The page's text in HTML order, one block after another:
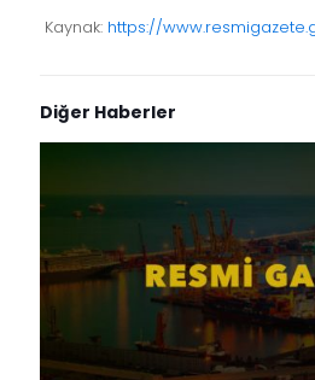
Kaynak: https://
Diğer Haberler